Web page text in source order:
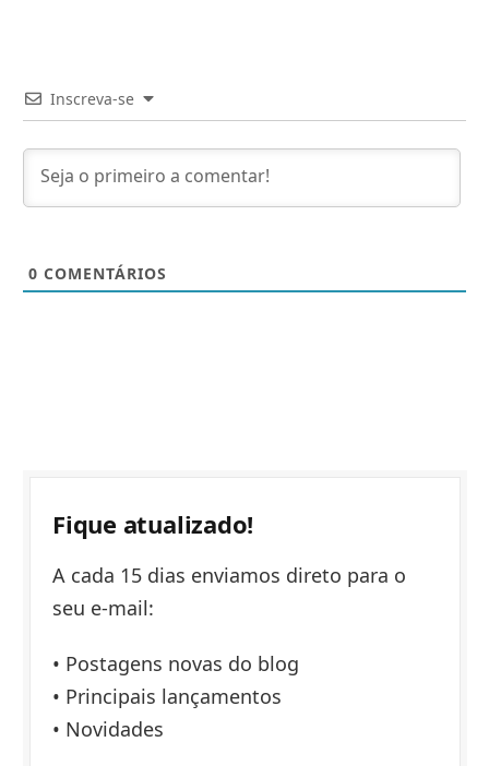
Inscreva-se
0 COMENTÁRIOS
Fique atualizado!
A cada 15 dias enviamos direto para o
seu e-mail:
• Postagens novas do blog
• Principais lançamentos
• Novidades